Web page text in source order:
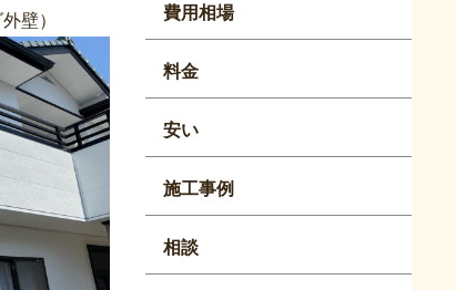
） 費用相場
料金
安い
施工事例
相談